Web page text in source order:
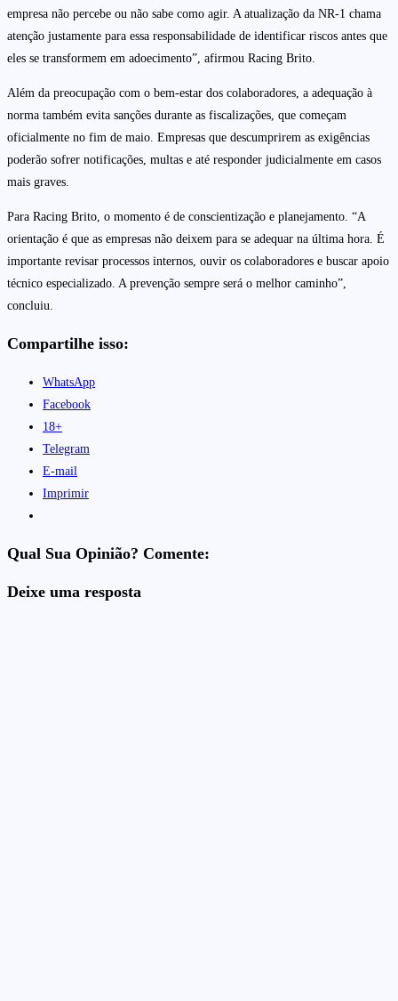
empresa não percebe ou não sabe como agir. A atualização da NR-1 chama
atenção justamente para essa responsabilidade de identificar riscos antes que
eles se transformem em adoecimento”, afirmou Racing Brito.
Além da preocupação com o bem-estar dos colaboradores, a adequação à
norma também evita sanções durante as fiscalizações, que começam
oficialmente no fim de maio. Empresas que descumprirem as exigências
poderão sofrer notificações, multas e até responder judicialmente em casos
mais graves.
Para Racing Brito, o momento é de conscientização e planejamento. “A
orientação é que as empresas não deixem para se adequar na última hora. É
importante revisar processos internos, ouvir os colaboradores e buscar apoio
técnico especializado. A prevenção sempre será o melhor caminho”,
concluiu.
Compartilhe isso:
WhatsApp
Facebook
18+
Telegram
E-mail
Imprimir
Qual Sua Opinião? Comente:
Deixe uma resposta